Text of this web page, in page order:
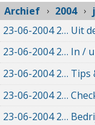
Archief
2004
23-06-200423-06-2004 00:00
Uit
23-06-200423-06-2004 00:00
In /
23-06-200423-06-2004 00:00
Tips
23-06-200423-06-2004 00:00
23-06-200423-06-2004 00:00